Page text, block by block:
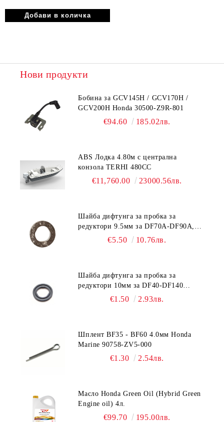
Нови продукти
Бобина за GCV145H / GCV170H /
GCV200H Honda 30500-Z9R-801
€94.60 185.02лв.
ABS Лодка 4.80м с централна
конзола TERHI 480CC
€11,760.00 23000.56лв.
Шайба дифтунга за пробка за
редуктори 9.5мм за DF70A-DF90A,
DF150-DF350 Suzuki 09168-10038
€5.50 10.76лв.
Шайба дифтунга за пробка за
редуктори 10мм за DF40-DF140
Suzuki 09168-10022
€1.50 2.93лв.
Шплент BF35 - BF60 4.0мм Honda
Marine 90758-ZV5-000
€1.30 2.54лв.
Масло Honda Green Oil (Hybrid Green
Engine oil) 4л.
€99.70 195.00лв.